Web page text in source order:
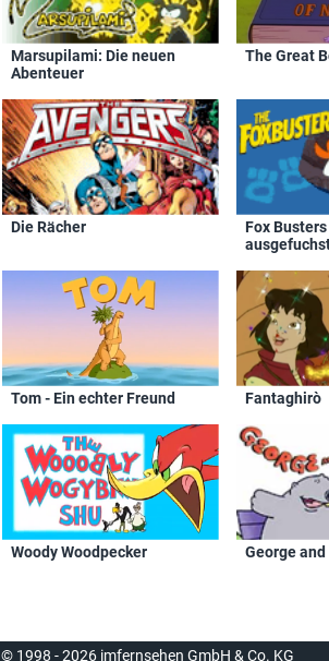
Marsupilami: Die neuen
Abenteuer
The Great
Die Rächer
Fox
Tom - Ein echter Freund Fantaghirò
Woody Woodpecker George
© 1998 - 2026 imfernsehen GmbH & Co. KG